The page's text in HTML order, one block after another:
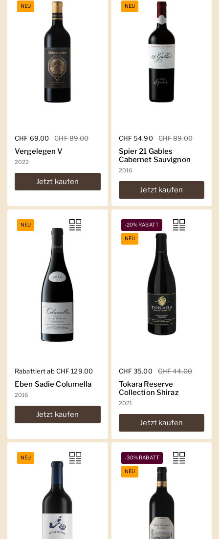
Regulärer Preis
CHF 69.00 Sale-Preis
CHF 89.00
Vergelegen V
2022
Jetzt kaufen
NEU
Regulärer Preis
CHF 54.90 Sale-Preis
CHF 89.00
Spier 21 Gables
Cabernet Sauvignon
2016
Jetzt kaufen
NEU
Regulärer Preis
Rabattiert ab CHF 129.00
Eben Sadie Columella
2016
Jetzt kaufen
NEU
Regulärer Preis
CHF 35.00 Sale-Preis
CHF 44.00
Tokara Reserve
Collection Shiraz
2021
Jetzt kaufen
-20% RABATT
NEU
NEU -30% RABATT
NEU